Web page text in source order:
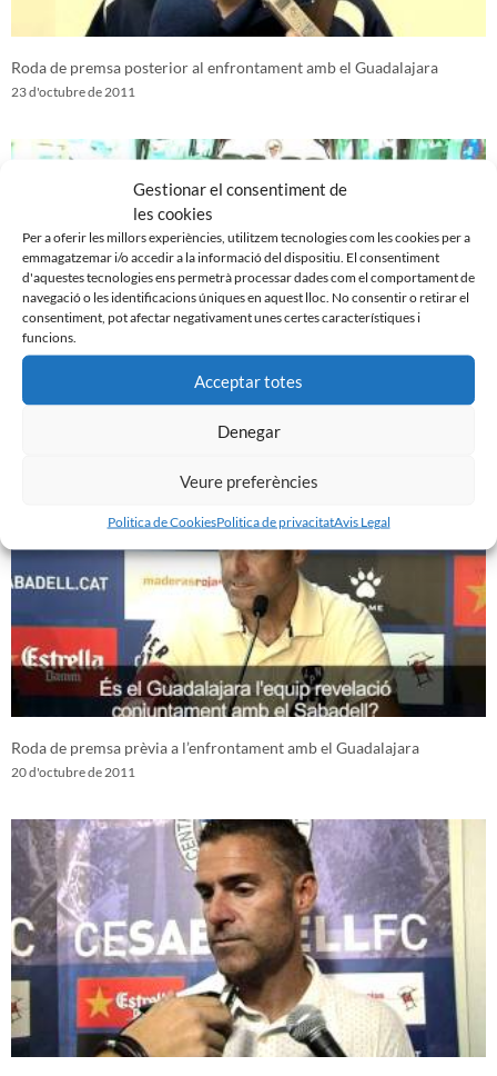
Gestionar el consentiment de
les cookies
Per a oferir les millors experiències, utilitzem tecnologies com les cookies per a
emmagatzemar i/o accedir a la informació del dispositiu. El consentiment
d'aquestes tecnologies ens permetrà processar dades com el comportament de
navegació o les identificacions úniques en aquest lloc. No consentir o retirar el
consentiment, pot afectar negativament unes certes característiques i
funcions.
Acceptar totes
Denegar
Veure preferències
Politica de CookiesPolitica de privacitatAvis Legal
Roda de premsa posterior al enfrontament amb el Guadalajara
23 d'octubre de 2011
Presentat el nou autocar oficial de l´equip
Roda de premsa prèvia a l’enfrontament amb el Guadalajara
20 d'octubre de 2011